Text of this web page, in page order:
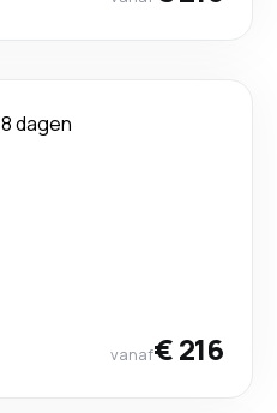
8 dagen
vanaf€ 216